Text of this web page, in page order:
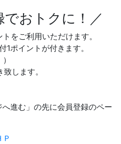
でおトクに！／
をご利用いただけます。
1ポイントが付きます。
します。
進む」の先に会員登録のペー